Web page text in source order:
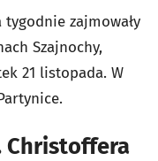
zajmowały
Szajnochy,
21 listopada. W
Christoffera